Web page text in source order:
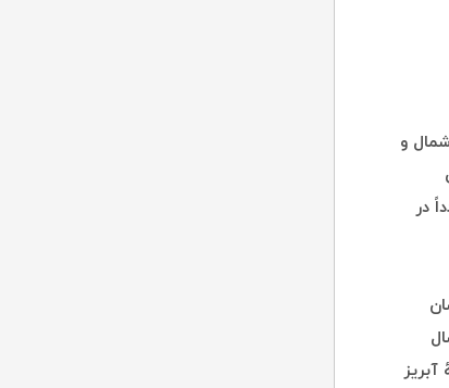
و
مجدداً در
در نوسان
در سال